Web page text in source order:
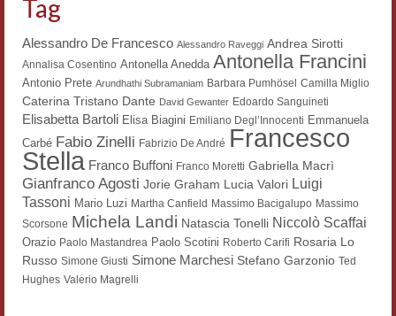
Comitato scientifico
Norme etiche e redazionali
Dépliant e cedola acquisti
Contatti e indirizzi
Progetti
Biblioteca
News
Tutte le news
Tag
Alessandro De Francesco Alessandro Raveggi Andrea Sirotti
Annalisa Cosentino Antonella Anedda Antonella Francini
Antonio Prete Arundhathi Subramaniam Barbara Pumhösel Camilla Miglio
Caterina Tristano Dante David Gewanter Edoardo Sanguineti
Elisabetta Bartoli Elisa Biagini Emiliano Degl’Innocenti Emmanuela
Carbé Fabio Zinelli Fabrizio De André Francesco
Stella Franco Buffoni Franco Moretti Gabriella Macrì
Gianfranco Agosti Jorie Graham Lucia Valori Luigi
Tassoni Mario Luzi Martha Canfield Massimo Bacigalupo Massimo
Scorsone Michela Landi Natascia Tonelli Niccolò Scaffai
Orazio Paolo Mastandrea Paolo Scotini Roberto Carifi Rosaria Lo
Russo Simone Giusti Simone Marchesi Stefano Garzonio Ted
Hughes Valerio Magrelli